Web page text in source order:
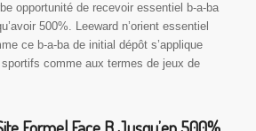
opportunité de recevoir essentiel b-a-ba
500%. Leeward n’orient essentiel
ce b-a-ba de initial dépôt s’applique
comme aux termes de jeux de